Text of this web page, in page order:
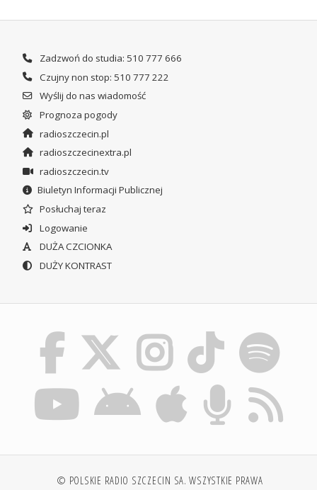
Zadzwoń do studia: 510 777 666
Czujny non stop: 510 777 222
Wyślij do nas wiadomość
Prognoza pogody
radioszczecin.pl
radioszczecinextra.pl
radioszczecin.tv
Biuletyn Informacji Publicznej
Posłuchaj teraz
Logowanie
DUŻA CZCIONKA
DUŻY KONTRAST
© POLSKIE RADIO SZCZECIN SA. WSZYSTKIE PRAWA